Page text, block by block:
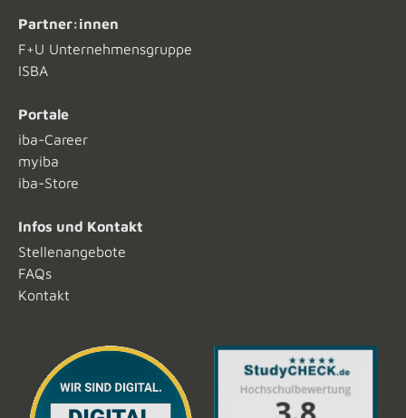
Partner:innen
F+U Unternehmensgruppe
ISBA
Portale
iba-Career
myiba
iba-Store
Infos und Kontakt
Stellenangebote
FAQs
Kontakt